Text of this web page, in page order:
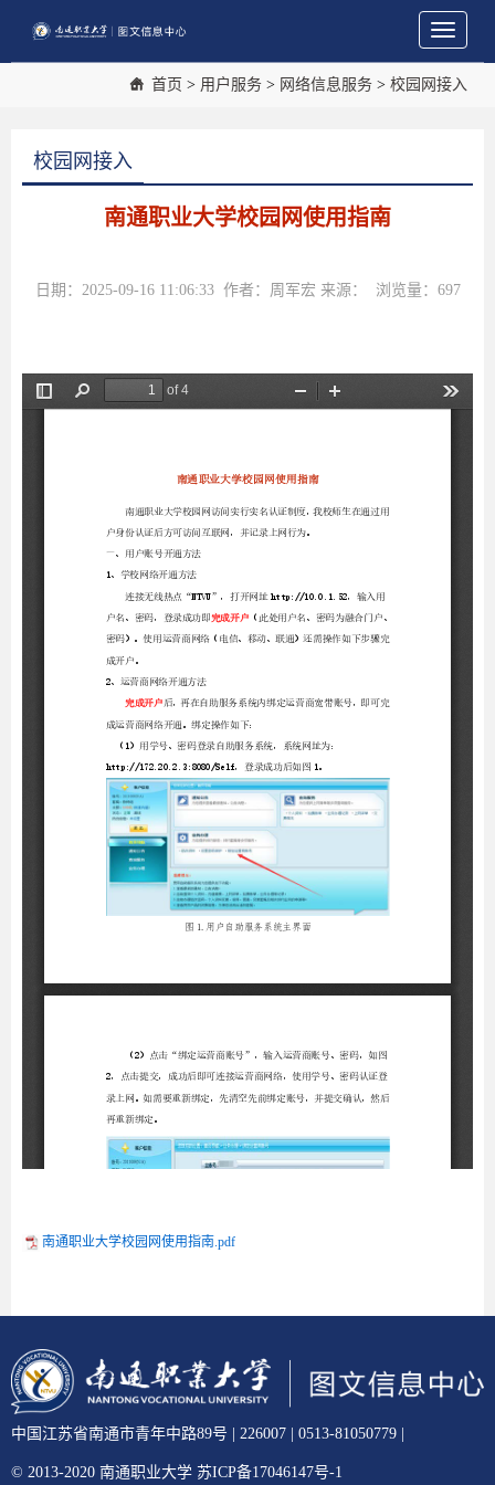
Toggle
首页 > 用户服务 > 网络信息服务 > 校园网接入
校园网接入
南通职业大学校园网使用指南
日期：2025-09-16 11:06:33 作者：周军宏 来源： 浏览量： 697
南通职业大学校园网使用指南.pdf
中国江苏省南通市青年中路89号 | 226007 | 0513-81050779 |
© 2013-2020 南通职业大学 苏ICP备17046147号-1